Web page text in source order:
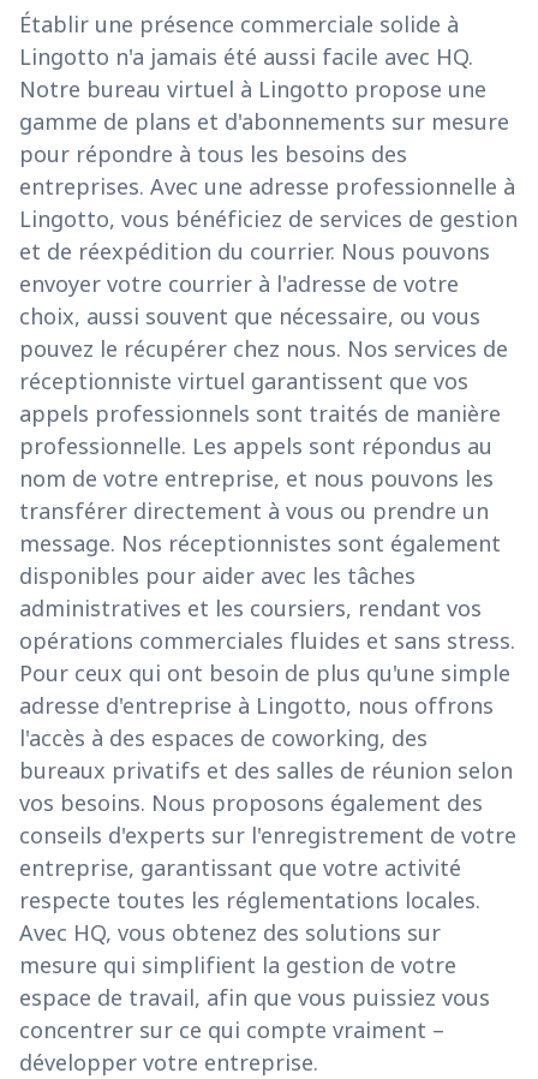
Établir une présence commerciale solide à
Lingotto n'a jamais été aussi facile avec HQ.
Notre bureau virtuel à Lingotto propose une
gamme de plans et d'abonnements sur mesure
pour répondre à tous les besoins des
entreprises. Avec une adresse professionnelle à
Lingotto, vous bénéficiez de services de gestion
et de réexpédition du courrier. Nous pouvons
envoyer votre courrier à l'adresse de votre
choix, aussi souvent que nécessaire, ou vous
pouvez le récupérer chez nous. Nos services de
réceptionniste virtuel garantissent que vos
appels professionnels sont traités de manière
professionnelle. Les appels sont répondus au
nom de votre entreprise, et nous pouvons les
transférer directement à vous ou prendre un
message. Nos réceptionnistes sont également
disponibles pour aider avec les tâches
administratives et les coursiers, rendant vos
opérations commerciales fluides et sans stress.
Pour ceux qui ont besoin de plus qu'une simple
adresse d'entreprise à Lingotto, nous offrons
l'accès à des espaces de coworking, des
bureaux privatifs et des salles de réunion selon
vos besoins. Nous proposons également des
conseils d'experts sur l'enregistrement de votre
entreprise, garantissant que votre activité
respecte toutes les réglementations locales.
Avec HQ, vous obtenez des solutions sur
mesure qui simplifient la gestion de votre
espace de travail, afin que vous puissiez vous
concentrer sur ce qui compte vraiment –
développer votre entreprise.